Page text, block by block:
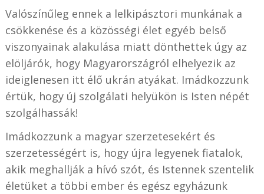
Valószínűleg ennek a lelkipásztori munkának a
csökkenése és a közösségi élet egyéb belső
viszonyainak alakulása miatt dönthettek úgy az
elöljárók, hogy Magyarországról elhelyezik az
ideiglenesen itt élő ukrán atyákat. Imádkozzunk
értük, hogy új szolgálati helyükön is Isten népét
szolgálhassák!
Imádkozzunk a magyar szerzetesekért és
szerzetességért is, hogy újra legyenek fiatalok,
akik meghallják a hívó szót, és Istennek szentelik
életüket a többi ember és egész egyházunk